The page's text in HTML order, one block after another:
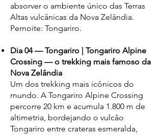
absorver o ambiente único das Terras
Altas vulcânicas da Nova Zelândia.
Pernoite: Tongariro.
Dia 04 — Tongariro | Tongariro Alpine
Crossing — o trekking mais famoso da
Nova Zelândia
Um dos trekking mais icônicos do
mundo. A Tongariro Alpine Crossing
percorre 20 km e acumula 1.800 m de
altimetria, bordejando o vulcão
Tongariro entre crateras esmeralda,